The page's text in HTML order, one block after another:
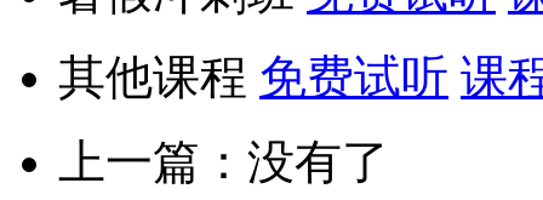
其他课程 免费试听 课
上一篇：没有了